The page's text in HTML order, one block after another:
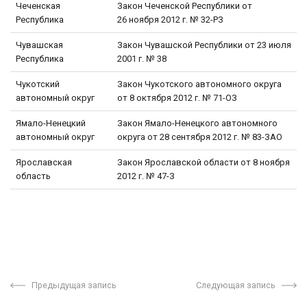
Чеченская
Республика
Закон Чеченской Республики от
26 ноября 2012 г. № 32-РЗ
Чувашская
Республика
Закон Чувашской Республики от 23 июля
2001 г. № 38
Чукотский
автономный округ
Закон Чукотского автономного округа
от 8 октября 2012 г. № 71-ОЗ
Ямало-Ненецкий
автономный округ
Закон Ямало-Ненецкого автономного
округа от 28 сентября 2012 г. № 83-ЗАО
Ярославская
область
Закон Ярославской области от 8 ноября
2012 г. № 47-З
Предыдущая запись Следующая запись